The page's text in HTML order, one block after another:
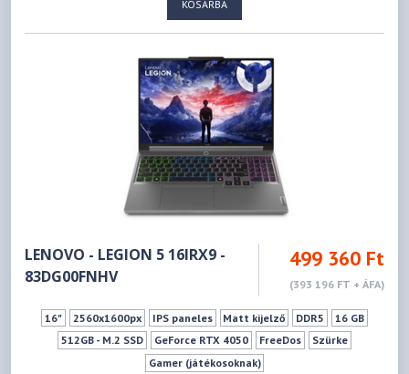
KOSÁRBA
LENOVO - LEGION 5 16IRX9 -
83DG00FNHV
499 360 Ft
(393 196 FT + ÁFA)
16" 2560x1600px IPS paneles Matt kijelző DDR5
16 GB
512GB - M.2 SSD
GeForce RTX 4050 FreeDos
Szürke
Gamer (játékosoknak)